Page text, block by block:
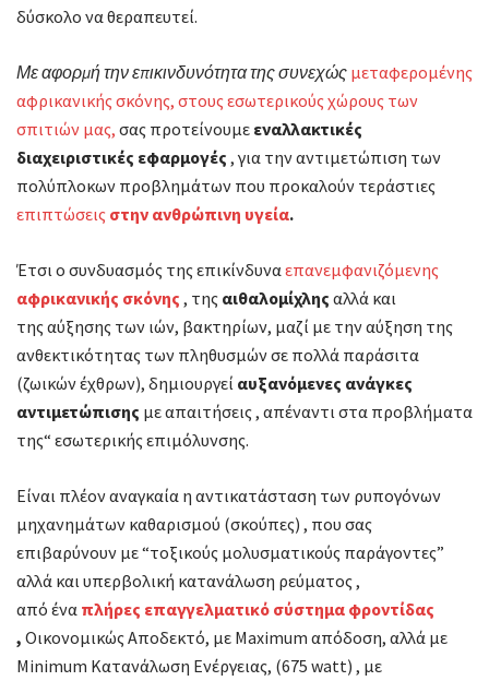
δύσκολο να θεραπευτεί.
Με αφορμή την επικινδυνότητα της συνεχώς μεταφερομένης
αφρικανικής σκόνης, στους εσωτερικούς χώρους των
σπιτιών μας, σας προτείνουμε εναλλακτικές
διαχειριστικές εφαρμογές , για την αντιμετώπιση των
πολύπλοκων προβλημάτων που προκαλούν τεράστιες
επιπτώσεις στην ανθρώπινη υγεία.
Έτσι ο συνδυασμός της επικίνδυνα επανεμφανιζόμενης
αφρικανικής σκόνης , της αιθαλομίχλης αλλά και
της αύξησης των ιών, βακτηρίων, μαζί με την αύξηση της
ανθεκτικότητας των πληθυσμών σε πολλά παράσιτα
(ζωικών έχθρων), δημιουργεί αυξανόμενες ανάγκες
αντιμετώπισης με απαιτήσεις , απέναντι στα προβλήματα
της“ εσωτερικής επιμόλυνσης.
Είναι πλέον αναγκαία η αντικατάσταση των ρυπογόνων
μηχανημάτων καθαρισμού (σκούπες) , που σας
επιβαρύνουν με “τοξικούς μολυσματικούς παράγοντες”
αλλά και υπερβολική κατανάλωση ρεύματος ,
από ένα πλήρες επαγγελματικό σύστημα φροντίδας
, Οικονομικώς Αποδεκτό, με Maximum απόδοση, αλλά με
Minimum Κατανάλωση Ενέργειας, (675 watt) , με